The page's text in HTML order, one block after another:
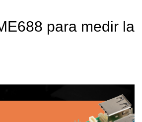
para medir la